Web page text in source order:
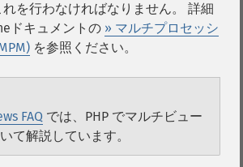
を行わなければなりません。 詳細
ドキュメントの » マルチプロセッシ
を参照ください。
FAQ では、PHP でマルチビュー
て解説しています。